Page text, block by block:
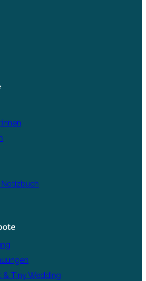
& Tiny Wedding